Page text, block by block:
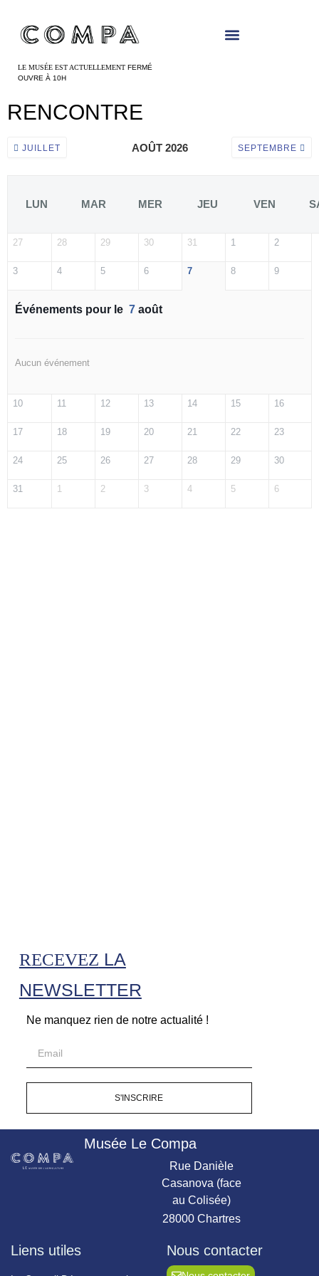
LE MUSÉE EST ACTUELLEMENT FERMÉ
OUVRE À 10H
RENCONTRE
JUILLET AOÛT 2026 SEPTEMBRE
LUN MAR MER JEU VEN
27 28 29 30 31 1 2
3 4 5 6 7 8 9
Événements pour le 7 août
Aucun événement
10 11 12 13 14 15 16
17 18 19 20 21 22 23
24 25 26 27 28 29 30
31 1 2 3 4 5 6
RECEVEZ LA
NEWSLETTER
Ne manquez rien de notre actualité !
S'INSCRIRE
Musée Le Compa
Rue Danièle
Casanova (face
au Colisée)
28000 Chartres
Liens utiles Nous contacter